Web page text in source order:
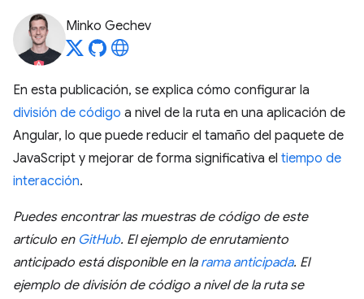
Minko Gechev
En esta publicación, se explica cómo configurar la
división de código a nivel de la ruta en una aplicación de
Angular, lo que puede reducir el tamaño del paquete de
JavaScript y mejorar de forma significativa el tiempo de
interacción.
Puedes encontrar las muestras de código de este
artículo en GitHub. El ejemplo de enrutamiento
anticipado está disponible en la rama anticipada. El
ejemplo de división de código a nivel de la ruta se